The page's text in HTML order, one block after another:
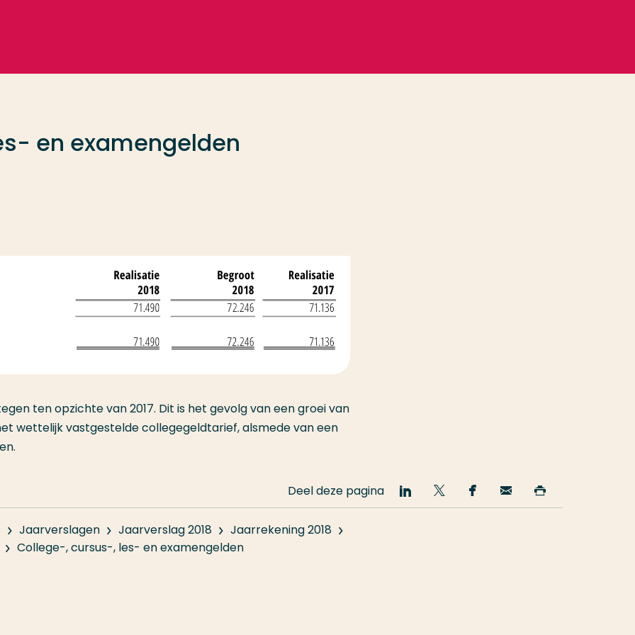
en examengelden
ten opzichte van 2017. Dit is het gevolg van een groei van
wettelijk vastgestelde collegegeldtarief, alsmede van een
Jaarverslagen Jaarverslag 2018
Jaarrekening 2018
College-, cursus-, les- en examengelden
Deel deze pagina
Deel
op
Deel
op
Deel
op
Email
deze deze